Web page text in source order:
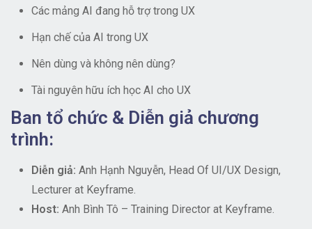
Các mảng AI đang hỗ trợ trong UX
Hạn chế của AI trong UX
Nên dùng và không nên dùng?
Tài nguyên hữu ích học AI cho UX
Ban tổ chức & Diễn giả chương
trình:
Diễn giả: Anh Hạnh Nguyễn, Head Of UI/UX Design,
Lecturer at Keyframe.
Host: Anh Bình Tô – Training Director at Keyframe.